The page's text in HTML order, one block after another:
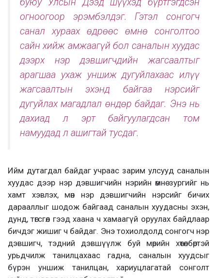
огноогоор эрэмбэлдэг. Гэтэл сонгогч
санал хураах өдрөөс өмнө сонголтоо
сайн хийж амжаагүй бол саналын хуудас
дээрх нэр дэвшигчдийн жагсаалтыг
арагшаа ухаж уншиж дугуйлахаас илүү
жагсаалтын эхэнд байгаа нэрсийг
дугуйлах магадлал өндөр байдаг. Энэ нь
дахиад л эрт байгуулагдсан том
намуудад л ашигтай тусдаг.
Ийм дутагдал байдаг учраас зарим улсууд саналын
хуудас дээр нэр дэвшигчийн нэрийн өмнө зургийг нь
хамт хэвлэх, мөн нэр дэвшигчийн нэрсийг бичих
дарааллыг шодож байгаад саналын хуудасны эхэн,
дунд, төгсгөл гээд хаана ч хамаагүй оруулах байдлаар
бичдэг жишиг ч байдаг. Энэ тохиолдолд сонгогч нэр
дэвшигч, тэдний дэвшүүлж буй мөрийн хөтөлбөртэй
урьдчилж танилцахаас гадна, саналын хуудсыг
бүрэн уншиж танилцан, хариуцлагатай сонголт